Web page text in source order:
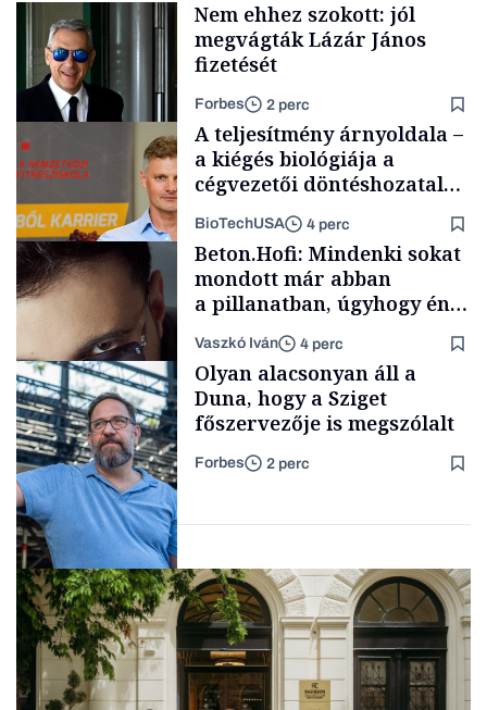
Politika
Nem ehhez szokott: jól
megvágták Lázár János
fizetését
Forbes 2 perc
Content Lab HUB
A teljesítmény árnyoldala –
a kiégés biológiája a
cégvezetői döntéshozatal
BioTechUSA 4 perc
Forbes-sztori
Beton.Hofi: Mindenki sokat
mondott már abban
a pillanatban, úgyhogy én
a legsarkosabb
gondolataimat akartam
kimondani
Vaszkó Iván 4 perc
Társadalom
Olyan alacsonyan áll a
Duna, hogy a Sziget
főszervezője is megszólalt
Forbes 2 perc